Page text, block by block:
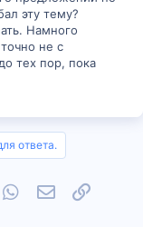
эту тему?
Намного
не с
тех пор, пока
ответа.
WhatsAppЭлектронная
Ссылка